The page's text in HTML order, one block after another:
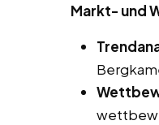
Markt- und